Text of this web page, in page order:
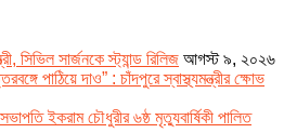
সিভিল সার্জনকে স্ট্যান্ড রিলিজ আগস্ট ৯, ২০২৬
পাঠিয়ে দাও” : চাঁদপুরে স্বাস্থ্যমন্ত্রীর ক্ষোভ
ইকরাম চৌধুরীর ৬ষ্ঠ মৃত্যুবার্ষিকী পালিত